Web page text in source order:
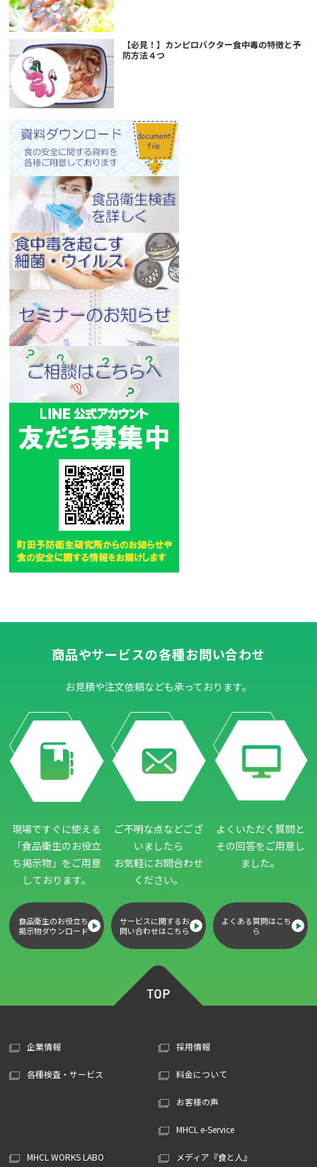
【必見！】カンピロバクター食中毒の特徴と予
防方法４つ
商品やサービスの各種お問い合わせ
お見積や注文依頼なども承っております。
現場ですぐに使える
「食品衛生のお役立
ち掲示物」 をご用意
しております。
食品衛生のお役立ち
掲示物ダウンロード
ご不明な点などござ
いましたら
お気軽にお問合わせ
ください。
サービスに関するお
問い合わせはこちら
よくいただく質問と
その回答をご用意し
ました。
よくある質問はこち
ら
企業情報 採用情報
各種検査・サービス 料金について
お客様の声
MHCL e-Service
MHCL WORKS LABO メディア『食と人』